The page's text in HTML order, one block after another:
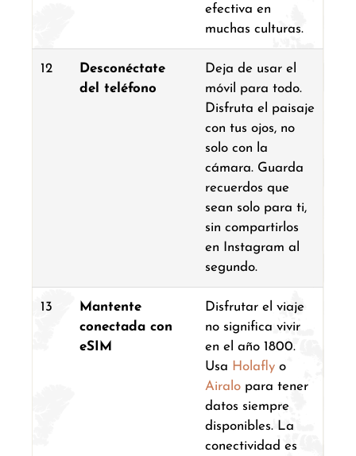
efectiva en
muchas culturas.
12
Desconéctate
del teléfono
Deja de usar el
móvil para todo.
Disfruta el paisaje
con tus ojos, no
solo con la
cámara. Guarda
recuerdos que
sean solo para ti,
sin compartirlos
en Instagram al
segundo.
13
Mantente
conectada con
eSIM
Disfrutar el viaje
no significa vivir
en el año 1800.
Usa Holafly o
Airalo para tener
datos siempre
disponibles. La
conectividad es